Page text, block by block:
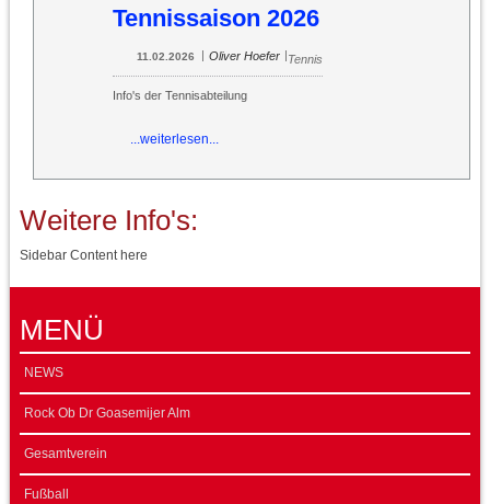
Tennissaison 2026
11.02.2026 | Oliver Hoefer |Tennis
Info's der Tennisabteilung
...weiterlesen...
Weitere Info's:
Sidebar Content here
MENÜ
NEWS
Rock Ob Dr Goasemijer Alm
Gesamtverein
Fußball